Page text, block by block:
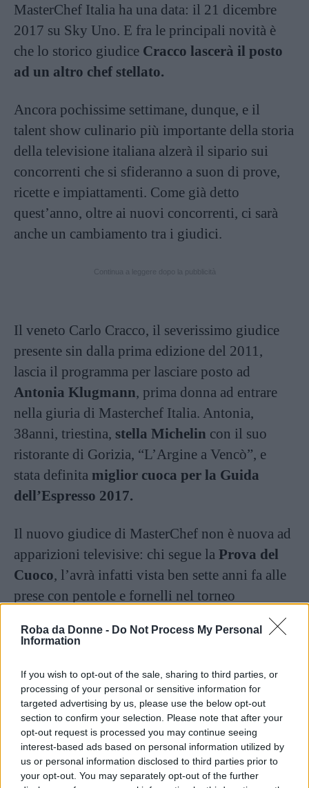
Roba da Donne - Do Not Process My Personal
Information
If you wish to opt-out of the sale, sharing to third parties, or
processing of your personal or sensitive information for
targeted advertising by us, please use the below opt-out
section to confirm your selection. Please note that after your
opt-out request is processed you may continue seeing
interest-based ads based on personal information utilized by
us or personal information disclosed to third parties prior to
your opt-out. You may separately opt-out of the further
MasterChef Italia ha una data: il 21 dicembre
2017 su Sky Uno. E fra le principali novità è
che lo storico giudice Cracco lascerà il posto
ad un altro chef stellato.
Ancora pochissime settimane, dunque, e il
talent show culinario più importante della storia
della televisione italiana alzerà il sipario sui
concorrenti che si sfideranno a suon di prove,
ricette e impiattamenti. Come già detto
quest’anno, oltre ai nuovi concorrenti, ci sarà
anche un cambiamento tra i giudici.
Il veneto Carlo Cracco, il severissimo giudice
presente sin dalla prima edizione del 2011,
lascia il programma per lasciare posto ad
Antonia Klugmann, prima donna ad entrare
nella giuria di Masterchef Italia. Antonia,
38anni, triestina, stella Michelin con il suo
ristorante di Gorizia, “L’Argine a Vencò”, e
stata definita miglior cuoca per la Guida
dell’Espresso 2017.
Il nuovo giudice di MasterChef non è nuova ad
apparizioni televisive: chi segue la Prova del
Cuoco, l’avrà infatti vista ben sette anni fa alle
prese con pentole e fornelli nel torneo
ovviamente, vinse.
Coinvolta inun grave incidente
automobilisticoche la tenne lontana dai
fornelli per quasi un anno, Antonia per
rimettersi in piedi cominciò a darsi alle
camminate in campagna, dove scoprì
l’importanza di fiori ed erbe spontanee per la